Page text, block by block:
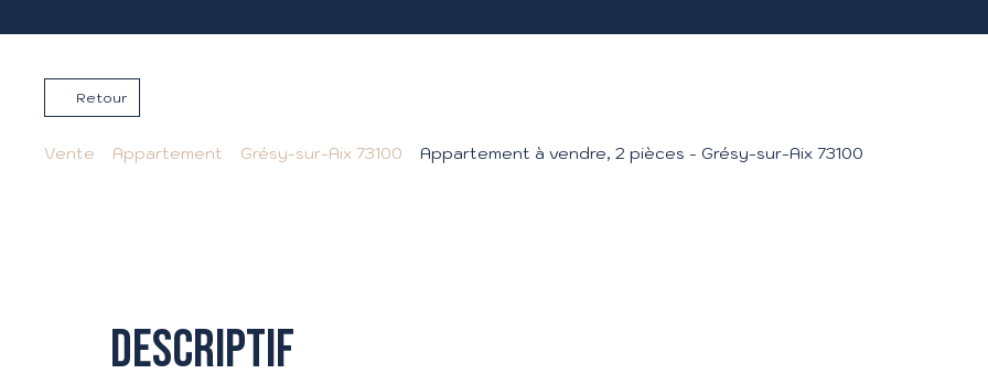
Retour
Vente Appartement Grésy-sur-Aix 73100 Appartement à vendre, 2 pièces - Grésy-sur-Aix 73100
Descriptif